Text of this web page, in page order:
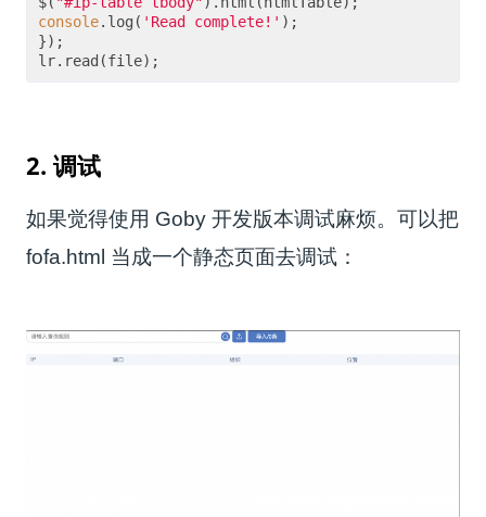
console.log( 'Read complete!' );
});
lr.read(file);
2. 调试
如果觉得使用 Goby 开发版本调试麻烦。可以把
fofa.html 当成一个静态页面去调试：